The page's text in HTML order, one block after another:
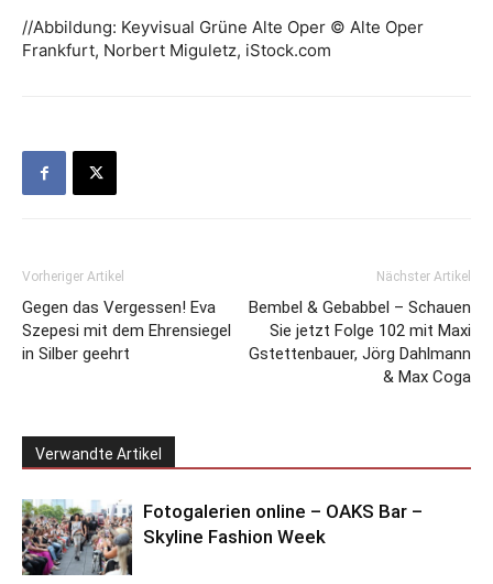
//Abbildung: Keyvisual Grüne Alte Oper © Alte Oper
Frankfurt, Norbert Miguletz, iStock.com
Vorheriger Artikel
Gegen das Vergessen! Eva
Szepesi mit dem Ehrensiegel
in Silber geehrt
Nächster Artikel
Bembel & Gebabbel – Schauen
Sie jetzt Folge 102 mit Maxi
Gstettenbauer, Jörg Dahlmann
& Max Coga
Verwandte Artikel
Fotogalerien online – OAKS Bar –
Skyline Fashion Week